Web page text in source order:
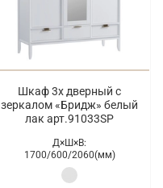
Шкаф 3х дверный с
зеркалом «Бридж» белый
лак арт.91033SP
Д×Ш×В:
1700/600/2060(мм)